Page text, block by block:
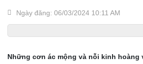
Ngày đăng: 06/03/2024 10:11 AM
Những cơn ác mộng và nỗi kinh hoàng